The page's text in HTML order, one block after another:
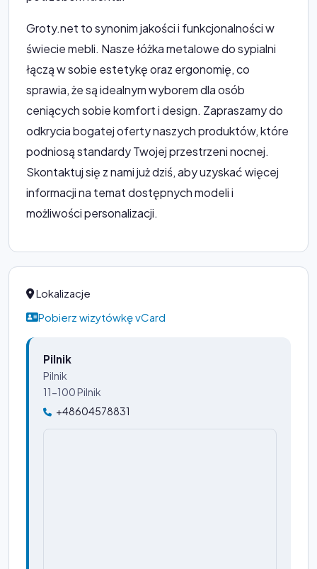
Groty.net to synonim jakości i funkcjonalności w
świecie mebli. Nasze łóżka metalowe do sypialni
łączą w sobie estetykę oraz ergonomię, co
sprawia, że są idealnym wyborem dla osób
ceniących sobie komfort i design. Zapraszamy do
odkrycia bogatej oferty naszych produktów, które
podniosą standardy Twojej przestrzeni nocnej.
Skontaktuj się z nami już dziś, aby uzyskać więcej
informacji na temat dostępnych modeli i
możliwości personalizacji.
Lokalizacje
Pobierz wizytówkę vCard
Pilnik
Pilnik
11-100 Pilnik
+48604578831